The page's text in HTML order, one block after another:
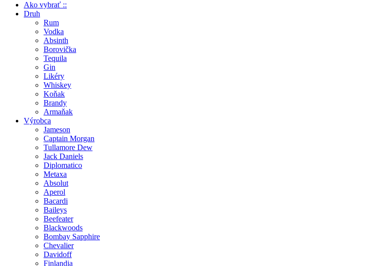
Ako vybrať ::
Druh
Rum
Vodka
Absinth
Borovička
Tequila
Gin
Likéry
Whiskey
Koňak
Brandy
Armaňak
Výrobca
Jameson
Captain Morgan
Tullamore Dew
Jack Daniels
Diplomatico
Metaxa
Absolut
Aperol
Bacardi
Baileys
Beefeater
Blackwoods
Bombay Sapphire
Chevalier
Davidoff
Finlandia